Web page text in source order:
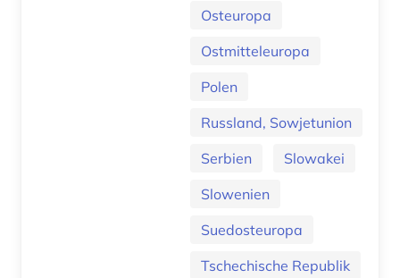
Osteuropa
Ostmitteleuropa
Polen
Russland, Sowjetunion
Serbien
Slowakei
Slowenien
Suedosteuropa
Tschechische Republik